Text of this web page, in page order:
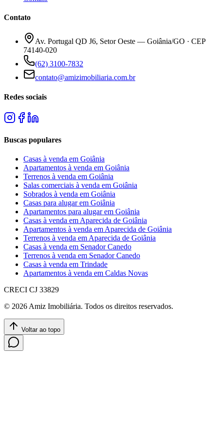
Contato
Av. Portugal QD J6, Setor Oeste — Goiânia/GO · CEP
74140-020
(62) 3100-7832
contato@amizimobiliaria.com.br
Redes sociais
Buscas populares
Casas à venda em Goiânia
Apartamentos à venda em Goiânia
Terrenos à venda em Goiânia
Salas comerciais à venda em Goiânia
Sobrados à venda em Goiânia
Casas para alugar em Goiânia
Apartamentos para alugar em Goiânia
Casas à venda em Aparecida de Goiânia
Apartamentos à venda em Aparecida de Goiânia
Terrenos à venda em Aparecida de Goiânia
Casas à venda em Senador Canedo
Terrenos à venda em Senador Canedo
Casas à venda em Trindade
Apartamentos à venda em Caldas Novas
CRECI CJ 33829
© 2026Amiz Imobiliária. Todos os direitos reservados.
Voltar ao topo